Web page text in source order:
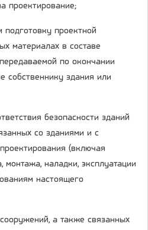
проектирование;
проектной
материалах в составе
по окончании
собственнику здания или
безопасности зданий
со зданиями и с
(включая
монтажа, наладки, эксплуатации
настоящего
а также связанных